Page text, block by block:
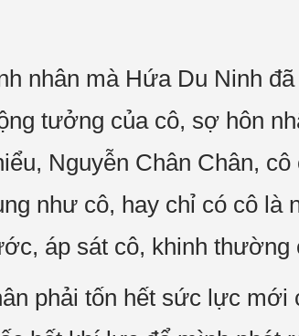
nhân mà Hứa Du Ninh
tưởng của cô, sợ hôn
Nguyễn Chân Chân,
như cô, hay chỉ có cô là
áp sát cô, khinh thường
phải tốn hết sức lực mới